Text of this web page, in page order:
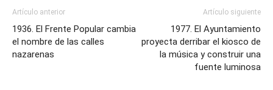
Artículo anterior
1936. El Frente Popular cambia
el nombre de las calles
nazarenas
Artículo siguiente
1977. El Ayuntamiento
proyecta derribar el kiosco de
la música y construir una
fuente luminosa